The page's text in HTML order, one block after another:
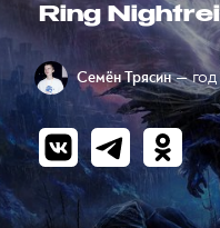
Ring
Семён Трясин — год